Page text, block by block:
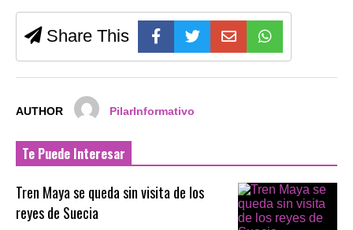
Share This
AUTHOR PilarInformativo
Te Puede Interesar
Tren Maya se queda sin visita de los
reyes de Suecia